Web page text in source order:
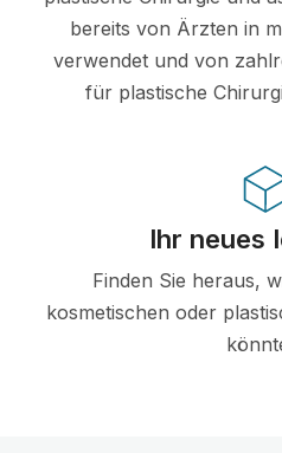
bereits von Ärzten in
verwendet und von
für plastische
Ihr neues
Finden Sie heraus,
kosmetischen oder